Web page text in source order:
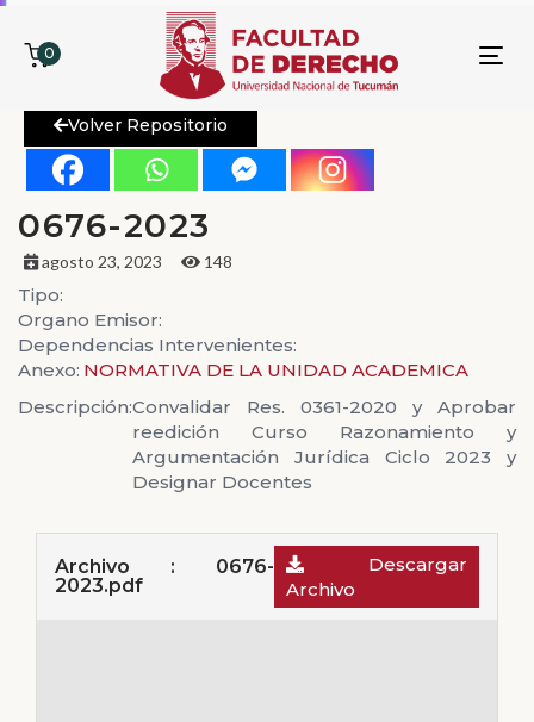
0
Volver Repositorio
0676-2023
agosto 23, 2023 148
Tipo:
Organo Emisor:
Dependencias Intervenientes:
Anexo: NORMATIVA DE LA UNIDAD ACADEMICA
Descripción:Convalidar Res. 0361-2020 y Aprobar
reedición Curso Razonamiento y
Argumentación Jurídica Ciclo 2023 y
Designar Docentes
Archivo : 0676-
2023.pdf
Descargar
Archivo